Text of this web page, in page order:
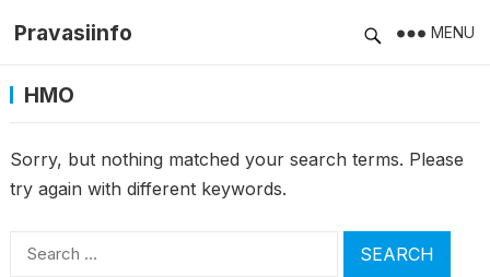
Pravasiinfo MENU
HMO
Sorry, but nothing matched your search terms. Please
try again with different keywords.
Search